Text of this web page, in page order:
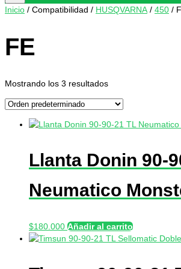
productos
Inicio / Compatibilidad / HUSQVARNA / 450 /
FE
Mostrando los 3 resultados
Llanta Donin 90-
Neumatico
$180.000 Añadir al carrito